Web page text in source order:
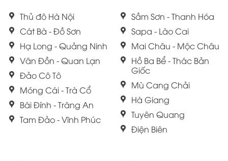
Thủ đô Hà Nội
Cát Bà - Đồ Sơn
Hạ Long - Quảng Ninh
Vân Đồn - Quan Lạn
Đảo Cô Tô
Móng Cái - Trà Cổ
Bái Đính - Tràng An
Tam Đảo - Vĩnh Phúc
Sầm Sơn - Thanh Hóa
Sapa - Lào Cai
Mai Châu - Mộc Châu
Hồ Ba Bể - Thác Bản
Giốc
Mù Cang Chải
Hà Giang
Tuyên Quang
Điện Biên